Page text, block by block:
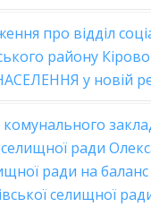
про відділ
району
у новій
ради
ради на
селищної